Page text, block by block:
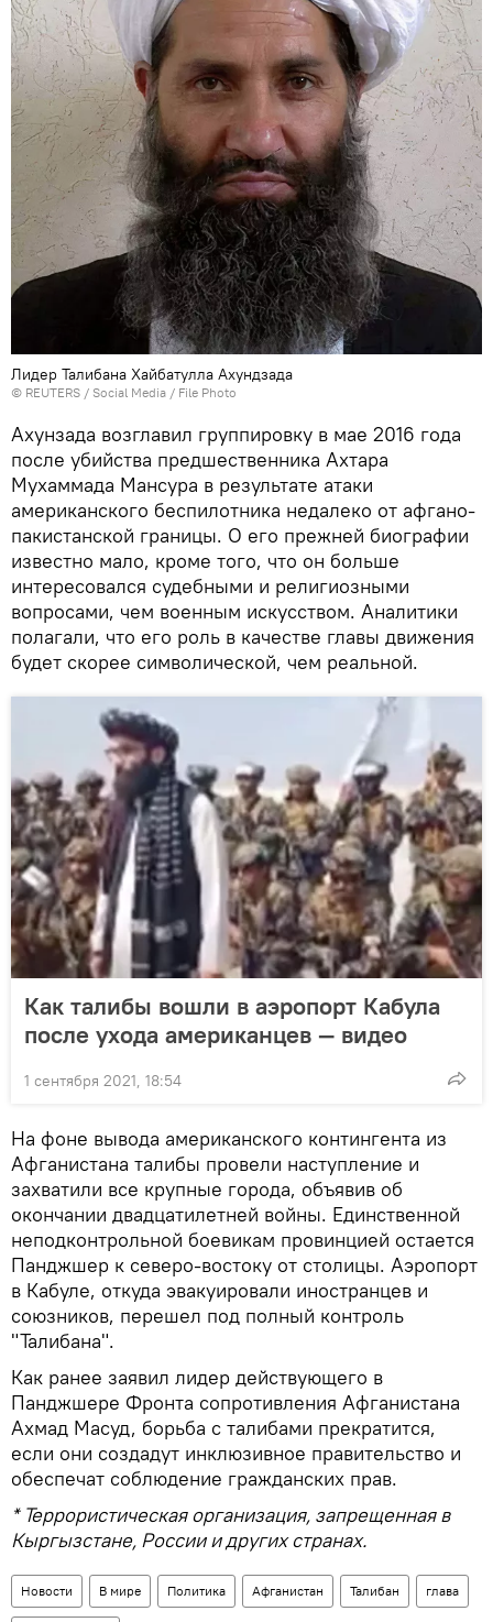
Лидер Талибана Хайбатулла Ахундзада
© REUTERS / Social Media / File Photo
Ахунзада возглавил группировку в мае 2016 года
после убийства предшественника Ахтара
Мухаммада Мансура в результате атаки
американского беспилотника недалеко от афгано-
пакистанской границы. О его прежней биографии
известно мало, кроме того, что он больше
интересовался судебными и религиозными
вопросами, чем военным искусством. Аналитики
полагали, что его роль в качестве главы движения
будет скорее символической, чем реальной.
Как талибы вошли в аэропорт Кабула
после ухода американцев — видео
1 сентября 2021, 18:54
На фоне вывода американского контингента из
Афганистана талибы провели наступление и
захватили все крупные города, объявив об
окончании двадцатилетней войны. Единственной
неподконтрольной боевикам провинцией остается
Панджшер к северо-востоку от столицы. Аэропорт
в Кабуле, откуда эвакуировали иностранцев и
союзников, перешел под полный контроль
"Талибана".
Как ранее заявил лидер действующего в
Панджшере Фронта сопротивления Афганистана
Ахмад Масуд, борьба с талибами прекратится,
если они создадут инклюзивное правительство и
обеспечат соблюдение гражданских прав.
* Террористическая организация, запрещенная в
Кыргызстане, России и других странах.
Новости В мире Политика Афганистан Талибан глава